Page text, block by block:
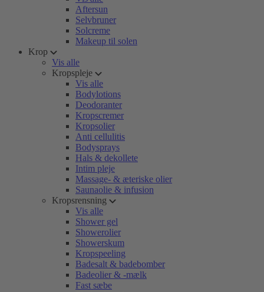
Aftersun
Selvbruner
Solcreme
Makeup til solen
Krop
Vis alle
Kropspleje
Vis alle
Bodylotions
Deodoranter
Kropscremer
Kropsolier
Anti cellulitis
Bodysprays
Hals & dekollete
Intim pleje
Massage- & æteriske olier
Saunaolie & infusion
Kropsrensning
Vis alle
Shower gel
Showerolier
Showerskum
Kropspeeling
Badesalt & badebomber
Badeolier & -mælk
Fast sæbe